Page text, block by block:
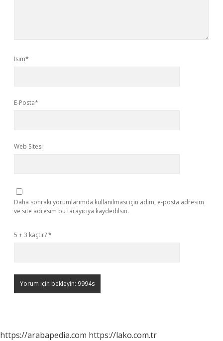
İsim*
E-Posta*
Web Sitesi
Daha sonraki yorumlarımda kullanılması için adım, e-posta adresim
ve site adresim bu tarayıcıya kaydedilsin.
5 + 3 kaçtır?*
https://arabapedia.com https://lako.com.tr